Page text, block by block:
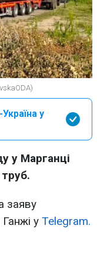
у
у Марганці
заяву
у Telegram.